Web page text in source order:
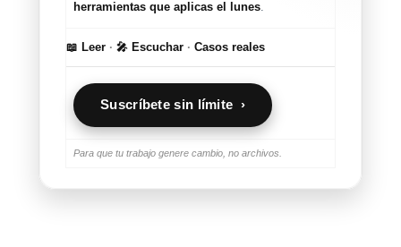
herramientas que aplicas el lunes.
📖 Leer · 🎤 Escuchar · Casos reales
Suscríbete sin límite ›
Para que tu trabajo genere cambio, no archivos.